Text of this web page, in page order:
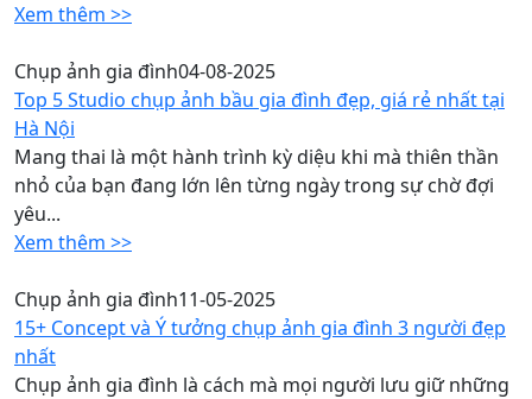
Xem thêm >>
Chụp ảnh gia đình04-08-2025
Top 5 Studio chụp ảnh bầu gia đình đẹp, giá rẻ nhất tại
Hà Nội
Mang thai là một hành trình kỳ diệu khi mà thiên thần
nhỏ của bạn đang lớn lên từng ngày trong sự chờ đợi
yêu...
Xem thêm >>
Chụp ảnh gia đình11-05-2025
15+ Concept và Ý tưởng chụp ảnh gia đình 3 người đẹp
nhất
Chụp ảnh gia đình là cách mà mọi người lưu giữ những